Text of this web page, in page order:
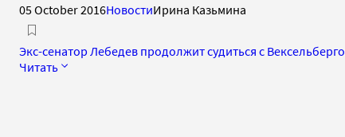
05 October 2016НовостиИрина Казьмина
Экс-сенатор Лебедев продолжит судиться с
Читать